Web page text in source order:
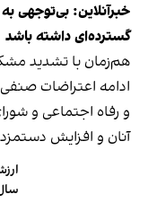
خبرآنلاین: بی‌توجهی
گسترده‌ای داشته باشد
هم‌زمان با تشدید
ادامه اعتراضات
و رفاه اجتماعی و
آنان و افزایش دستمزد
سال